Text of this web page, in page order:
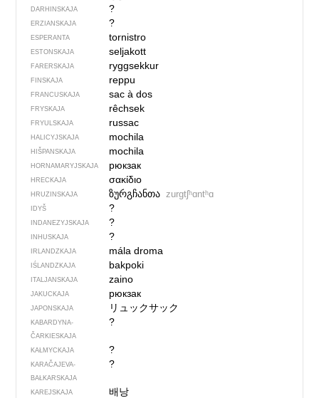
DARHINSKAJA ?
ERZIANSKAJA ?
ESPERANTA tornistro
ESTONSKAJA seljakott
FARERSKAJA ryggsekkur
FINSKAJA reppu
FRANCUSKAJA sac à dos
FRYSKAJA rêchsek
FRYULSKAJA russac
HALICYJSKAJA mochila
HIŠPANSKAJA mochila
HORNAMARYJSKAJA рюкзак
HRECKAJA σακίδιο
HRUZINSKAJA ზურგჩანთა zurgtʃʰɑntʰɑ
IDYŠ ?
INDANEZYJSKAJA ?
INHUSKAJA ?
IRLANDZKAJA mála droma
IŚLANDZKAJA bakpoki
ITALJANSKAJA zaino
JAKUCKAJA рюкзак
JAPONSKAJA リュックサック
KABARDYNA-
ČARKIESKAJA
?
KAŁMYCKAJA ?
KARAČAJEVA-
BAŁKARSKAJA
?
KAREJSKAJA 배낭